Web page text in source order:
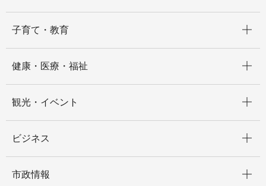
子育て・教育
健康・医療・福祉
観光・イベント
ビジネス
市政情報